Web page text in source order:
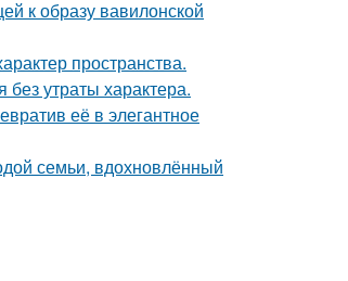
к образу вавилонской
пространства.
утраты характера.
её в элегантное
семьи, вдохновлённый